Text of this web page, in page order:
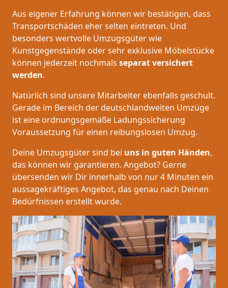
Aus eigener Erfahrung können wir bestätigen, dass
Transportschäden eher selten eintreten. Und
besonders wertvolle Umzugsgüter wie
Kunstgegenstände oder sehr exklusive Möbelstücke
können jederzeit nochmals separat versichert
werden.
Natürlich sind unsere Mitarbeiter ebenfalls geschult.
Gerade im Bereich der deutschlandweiten Umzüge
ist eine ordnungsgemäße Ladungssicherung
Voraussetzung für einen reibungslosen Umzug.
Deine Umzugsgüter sind bei uns in guten Händen,
das können wir garantieren. Angebot? Gerne
übersenden wir Dir innerhalb von nur 4 Minuten ein
aussagekräftiges Angebot, das genau nach Deinen
Bedürfnissen erstellt wurde.